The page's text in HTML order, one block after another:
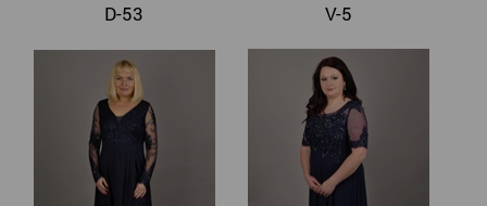
D-53 V-5